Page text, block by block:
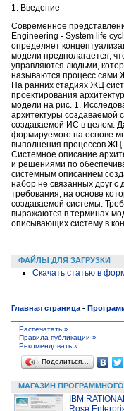
1. Введение
Современное
Engineering - System life
определяет
модели предполагается,
управляются людьми,
называются процесс сами
На ранних стадиях ЖЦ
проектирования
модели на рис. 1.
архитектуры создаваемой
создаваемой ИС в целом.
формируемого на основе
выполнения процессов ЖЦ
Системное описание
и решениями по
системным описанием
набор не связанных друг
требования, на основе
создаваемой системы.
выражаются в терминах
описывающих систему в
ФАЙЛЫ ДЛЯ ЗАГРУЗКИ
Скачать статью в
Главная страница -
Распечатать »
Правила публикации »
Рекомендовать »
Поделиться…
МАГАЗИН
IBM RATIONAL
Rose